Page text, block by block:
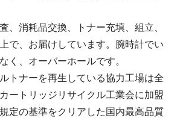
、消耗品交換、トナー充填、組立、
で、お届けしています。腕時計でい
く、オーバーホールです。
トナーを再生している協力工場は全
ートリッジリサイクル工業会に加盟
定の基準をクリアした国内最高品質